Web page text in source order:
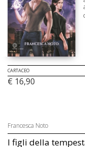
CARTACEO
€ 16,90
Francesca Noto
I figli della